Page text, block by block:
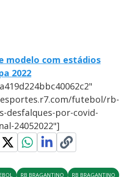
modelo com estádios
2022
futebol/rb-
desfalques-por-covid-
24052022"]
RB BRAGANTINO RB BRAGANTINO